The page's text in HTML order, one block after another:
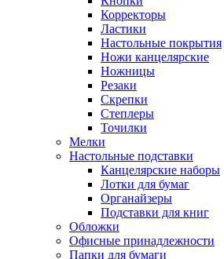
Корректоры
Ластики
Настольные покрытия
Ножи канцелярские
Ножницы
Резаки
Скрепки
Степлеры
Точилки
Мелки
Настольные подставки
Канцелярские наборы
Лотки для бумаг
Органайзеры
Подставки для книг
Обложки
Офисные принадлежности
Папки для бумаги